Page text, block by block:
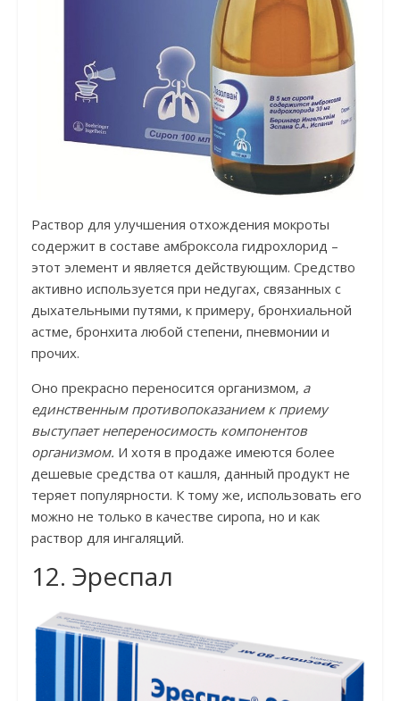
Раствор для улучшения отхождения мокроты
содержит в составе амброксола гидрохлорид –
этот элемент и является действующим. Средство
активно используется при недугах, связанных с
дыхательными путями, к примеру, бронхиальной
астме, бронхита любой степени, пневмонии и
прочих.
Оно прекрасно переносится организмом, а
единственным противопоказанием к приему
выступает непереносимость компонентов
организмом. И хотя в продаже имеются более
дешевые средства от кашля, данный продукт не
теряет популярности. К тому же, использовать его
можно не только в качестве сиропа, но и как
раствор для ингаляций.
12. Эреспал